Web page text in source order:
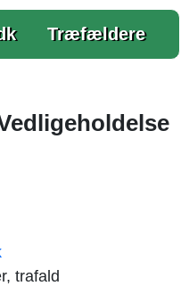
Træfældere
trafald